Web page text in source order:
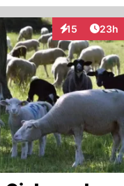
15
Interaktionen
23h